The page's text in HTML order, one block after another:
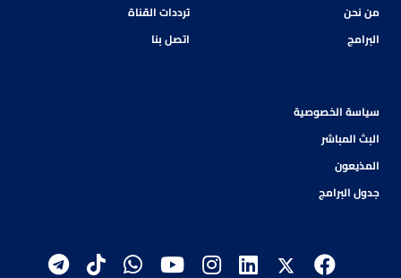
من نحن
البرامج
ترددات القناة
اتصل بنا
سياسة الخصوصية
البث المباشر
المذيعون
جدول البرامج